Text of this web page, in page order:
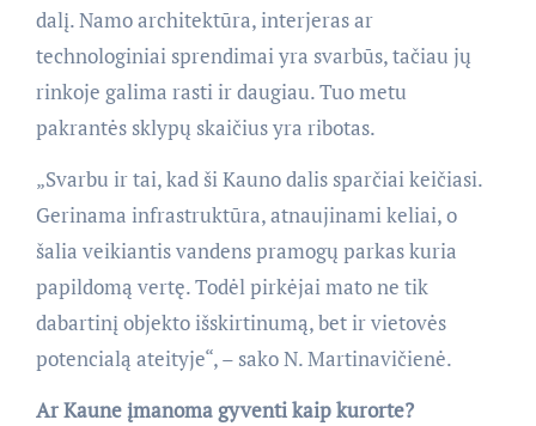
dalį. Namo architektūra, interjeras ar
technologiniai sprendimai yra svarbūs, tačiau jų
rinkoje galima rasti ir daugiau. Tuo metu
pakrantės sklypų skaičius yra ribotas.
„Svarbu ir tai, kad ši Kauno dalis sparčiai keičiasi.
Gerinama infrastruktūra, atnaujinami keliai, o
šalia veikiantis vandens pramogų parkas kuria
papildomą vertę. Todėl pirkėjai mato ne tik
dabartinį objekto išskirtinumą, bet ir vietovės
potencialą ateityje“, – sako N. Martinavičienė.
Ar Kaune įmanoma gyventi kaip kurorte?